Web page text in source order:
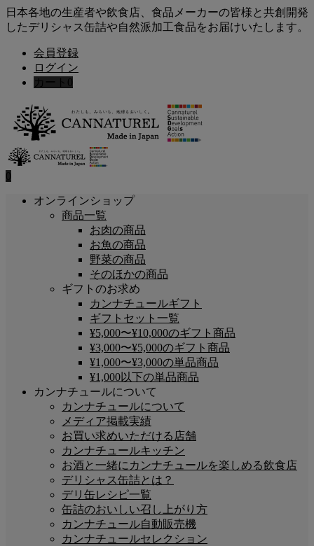
日本各地の生産者や飲食店、食品メーカーの皆様と共創開発
したデリシャス缶詰や自然派加工食品をお届けいたします。
会員登録
ログイン
カート 0
0
オンラインショップ
商品一覧
お肉の商品
お魚の商品
野菜の商品
そのほかの商品
ギフトのお求め
カンナチュールギフト
ギフトセット一覧
¥5,000〜¥10,000のギフト商品
¥3,000〜¥5,000のギフト商品
¥1,000〜¥3,000の単品商品
¥1,000以下の単品商品
カンナチュールについて
カンナチュールについて
メディア掲載実績
お買い求めいただける店舗
カンナチュールキッチン
お酒と一緒にカンナチュールを楽しめる飲食店
デリシャス缶詰とは？
デリ缶レシピ一覧
缶詰のおいしい召し上がり方
カンナチュール自動販売機
カンナチュールセレクション